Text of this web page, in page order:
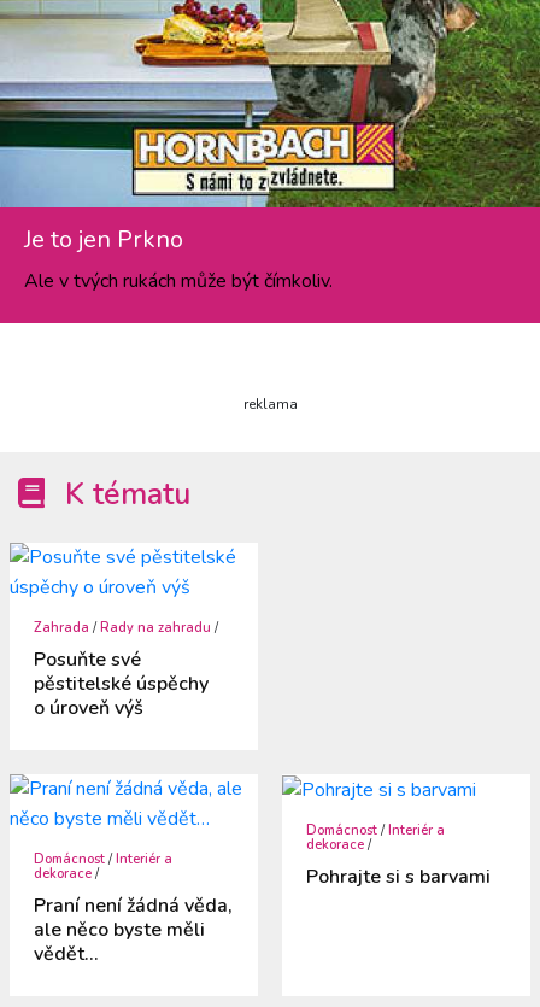
Je to jen Prkno
Ale v tvých rukách může být čímkoliv.
reklama
K tématu
Zahrada /Rady na zahradu /
Posuňte své
pěstitelské úspěchy
o úroveň výš
Domácnost /Interiér a
dekorace /
Praní není žádná věda,
ale něco byste měli
vědět…
Domácnost /Interiér a
dekorace /
Pohrajte si s barvami